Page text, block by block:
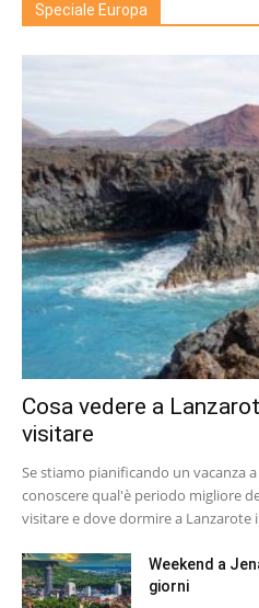
Speciale Europa
Cosa vedere a
visitare
Se stiamo pianificando un vacanza
conoscere qual'è periodo migliore
visitare e dove dormire a Lanzarote
Weekend a
giorni